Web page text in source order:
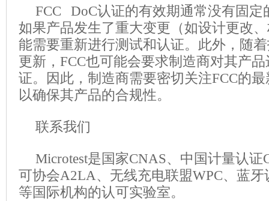
FCC DoC认证的有效期通常没有固定
如果产品发生了重大变更（如设计更改
能需要重新进行测试和认证。此外，随
更新，FCC也可能会要求制造商对其产
证。因此，制造商需要密切关注FCC的
以确保其产品的合规性。
联系我们
Microtest是国家CNAS、中国计量认
可协会A2LA、无线充电联盟WPC、蓝牙
等国际机构的认可实验室。